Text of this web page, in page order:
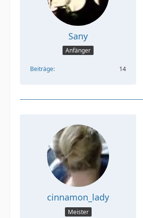
Sany
Anfänger
Beiträge 14
cinnamon_lady
Meister